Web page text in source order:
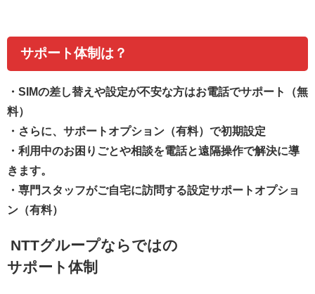
サポート体制は？
・ SIMの差し替えや設定が不安な方はお電話でサポート（無
料）
・さらに、サポートオプション（有料）で初期設定
・利用中のお困りごとや相談を電話と遠隔操作で解決に導
きます。
・専門スタッフがご自宅に訪問する設定サポートオプショ
ン（有料）
NTTグループならではの
サポート体制